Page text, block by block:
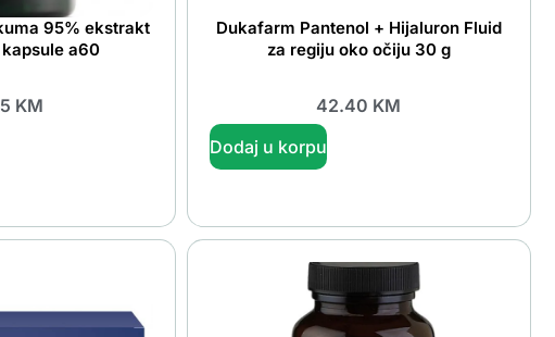
95% ekstrakt
a60
KM
Dukafarm Pantenol + Hijaluron Fluid
za regiju oko očiju 30 g
42.40 KM
Dodaj u korpu